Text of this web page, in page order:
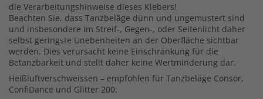
die Verarbeitungshinweise dieses Klebers!
Beachten Sie, dass Tanzbeläge dünn und ungemustert sind
und insbesondere im Streif-, Gegen-, oder Seitenlicht daher
selbst geringste Unebenheiten an der Oberfläche sichtbar
werden. Dies verursacht keine Einschränkung für die
Betanzbarkeit und stellt daher keine Wertminderung dar.
Heißluftverschweissen – empfohlen für Tanzbeläge Consor,
ConfiDance und Glitter 200: